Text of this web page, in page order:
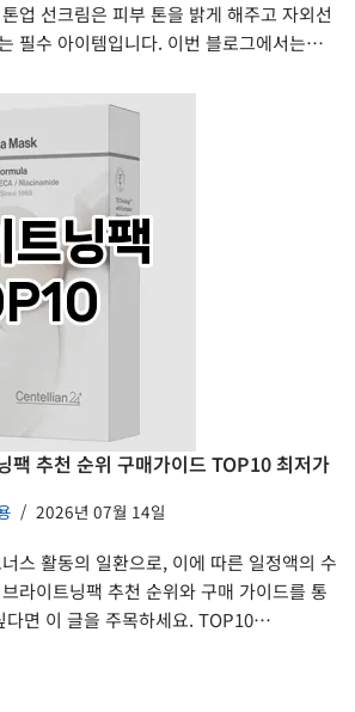
업 선크림은 피부 톤을 밝게 해주고 자외선
필수 아이템입니다. 이번 블로그에서는…
팩 추천 순위 구매가이드 TOP10 최저가
2026년 07월 14일
스 활동의 일환으로, 이에 따른 일정액의 수
라이트닝팩 추천 순위와 구매 가이드를 통
다면 이 글을 주목하세요. TOP10…